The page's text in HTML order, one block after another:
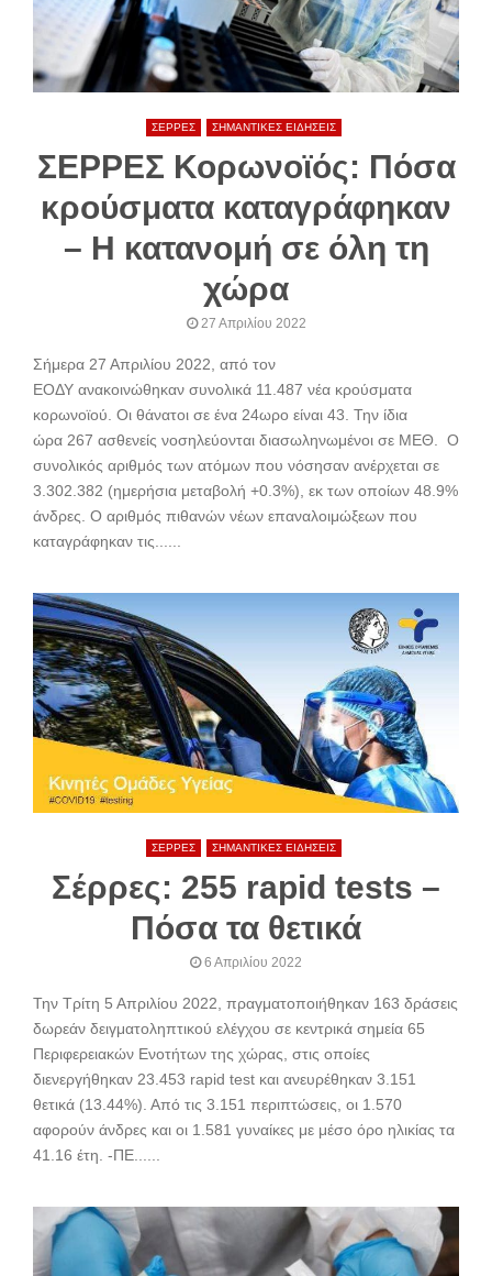
ΣΕΡΡΕΣ ΣΗΜΑΝΤΙΚΕΣ ΕΙΔΗΣΕΙΣ
ΣΕΡΡΕΣ Κορωνοϊός: Πόσα
κρούσματα καταγράφηκαν
– Η κατανομή σε όλη τη
χώρα
27 Απριλίου 2022
Σήμερα 27 Απριλίου 2022, από τον
ΕΟΔΥ ανακοινώθηκαν συνολικά 11.487 νέα κρούσματα
κορωνοϊού. Oι θάνατοι σε ένα 24ωρο είναι 43. Την ίδια
ώρα 267 ασθενείς νοσηλεύονται διασωληνωμένοι σε ΜΕΘ. Ο
συνολικός αριθμός των ατόμων που νόσησαν ανέρχεται σε
3.302.382 (ημερήσια μεταβολή +0.3%), εκ των οποίων 48.9%
άνδρες. Ο αριθμός πιθανών νέων επαναλοιμώξεων που
καταγράφηκαν τις......
ΣΕΡΡΕΣ ΣΗΜΑΝΤΙΚΕΣ ΕΙΔΗΣΕΙΣ
Σέρρες: 255 rapid tests –
Πόσα τα θετικά
6 Απριλίου 2022
Την Τρίτη 5 Απριλίου 2022, πραγματοποιήθηκαν 163 δράσεις
δωρεάν δειγματοληπτικού ελέγχου σε κεντρικά σημεία 65
Περιφερειακών Ενοτήτων της χώρας, στις οποίες
διενεργήθηκαν 23.453 rapid test και ανευρέθηκαν 3.151
θετικά (13.44%). Από τις 3.151 περιπτώσεις, οι 1.570
αφορούν άνδρες και οι 1.581 γυναίκες με μέσο όρο ηλικίας τα
41.16 έτη. -ΠΕ......